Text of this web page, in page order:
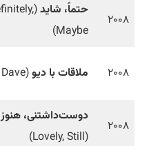
۲۰۰۸
حتماً، شاید
Maybe)
۲۰۰۸ ملاقات با دیو(Meet Dave)
۲۰۰۸
دوست‌داشتنی، هنوز
(Lovely, Still)